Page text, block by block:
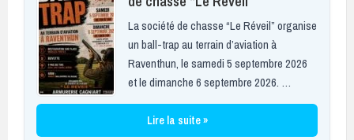
La société de chasse “Le Réveil” organise
un ball-trap au terrain d’aviation à
Raventhun, le samedi 5 septembre 2026
et le dimanche 6 septembre 2026. …
Lire la suite »